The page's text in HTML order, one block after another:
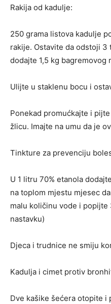
Rakija od kadulje:
250 grama listova kadulje
rakije. Ostavite da odstoji
dodajte 1,5 kg bagremovog
Ulijte u staklenu bocu i
Ponekad promućkajte i
žlicu. Imajte na umu da je
Tinkture za prevenciju
U 1 litru 70% etanola
na toplom mjestu mjesec
malu količinu vode i popijte
nastavku)
Djeca i trudnice ne smiju
Kadulja i cimet protiv
Dve kašike šećera otopite i